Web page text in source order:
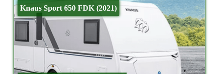
Knaus Sport 650 FDK (2021)